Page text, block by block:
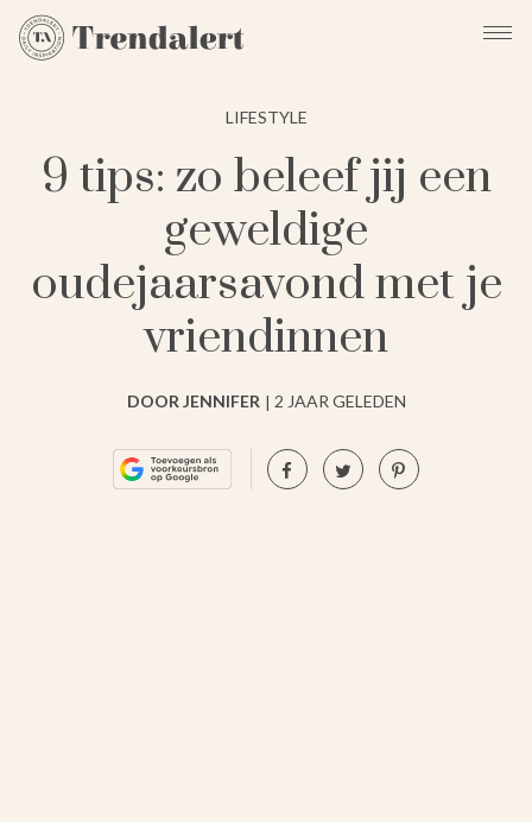
LIFESTYLE
9 tips: zo beleef jij een
geweldige
oudejaarsavond met je
vriendinnen
DOOR JENNIFER 2 JAAR GELEDEN